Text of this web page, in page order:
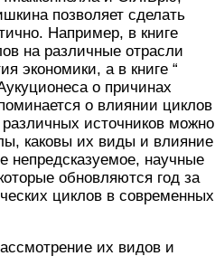
позволяет сделать
Например, в книге
на различные отрасли
экономики, а в книге “
о причинах
о влиянии циклов
источников можно
каковы их виды и влияние
непредсказуемое, научные
обновляются год за
циклов в современных
их видов и